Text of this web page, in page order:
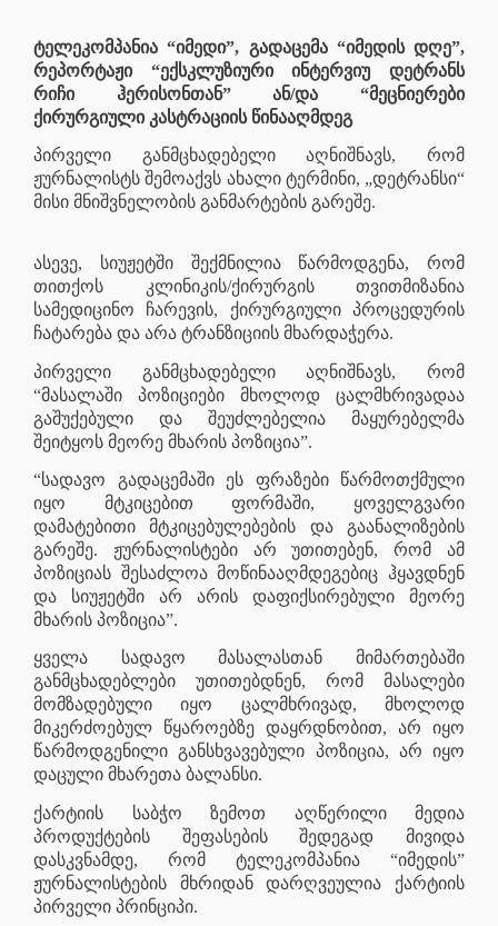
ტელეკომპანია “იმედი”, გადაცემა “იმედის დღე”,
რეპორტაჟი “ექსკლუზიური ინტერვიუ დეტრანს
რიჩი ჰერისონთან” ან/და “მეცნიერები
ქირურგიული კასტრაციის წინააღმდეგ
პირველი განმცხადებელი აღნიშნავს, რომ
ჟურნალისტს შემოაქვს ახალი ტერმინი, „დეტრანსი“
მისი მნიშვნელობის განმარტების გარეშე.
ასევე, სიუჟეტში შექმნილია წარმოდგენა, რომ
თითქოს კლინიკის/ქირურგის თვითმიზანია
სამედიცინო ჩარევის, ქირურგიული პროცედურის
ჩატარება და არა ტრანზიციის მხარდაჭერა.
პირველი განმცხადებელი აღნიშნავს, რომ
“მასალაში პოზიციები მხოლოდ ცალმხრივადაა
გაშუქებული და შეუძლებელია მაყურებელმა
შეიტყოს მეორე მხარის პოზიცია”.
“სადავო გადაცემაში ეს ფრაზები წარმოთქმული
იყო მტკიცებით ფორმაში, ყოველგვარი
დამატებითი მტკიცებულებების და გაანალიზების
გარეშე. ჟურნალისტები არ უთითებენ, რომ ამ
პოზიციას შესაძლოა მოწინააღმდეგებიც ჰყავდნენ
და სიუჟეტში არ არის დაფიქსირებული მეორე
მხარის პოზიცია”.
ყველა სადავო მასალასთან მიმართებაში
განმცხადებლები უთითებდნენ, რომ მასალები
მომზადებული იყო ცალმხრივად, მხოლოდ
მიკერძოებულ წყაროებზე დაყრდნობით, არ იყო
წარმოდგენილი განსხვავებული პოზიცია, არ იყო
დაცული მხარეთა ბალანსი.
ქარტიის საბჭო ზემოთ აღწერილი მედია
პროდუქტების შეფასების შედეგად მივიდა
დასკვნამდე, რომ ტელეკომპანია “იმედის”
ჟურნალისტების მხრიდან დარღვეულია ქარტიის
პირველი პრინციპი.